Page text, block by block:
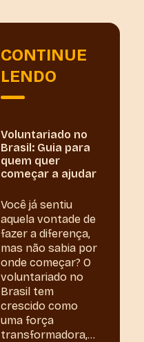
CONTINUE
LENDO
Voluntariado no
Brasil: Guia para
quem quer
começar a ajudar
Você já sentiu
aquela vontade de
fazer a diferença,
mas não sabia por
onde começar? O
voluntariado no
Brasil tem
crescido como
uma força
transformadora,...